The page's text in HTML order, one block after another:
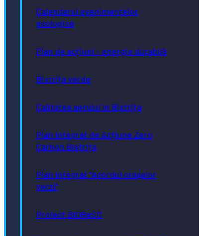
Calendarul evenimentelor
ecologice
Plan de acțiuni - energie durabilă
Bistrița verde
Calitatea aerului în Bistrița
Plan Integrat de Acțiune Zero
Carbon Bistrița
Plan integrat “Acordul orașelor
verzi”
Proiect BiOReSC